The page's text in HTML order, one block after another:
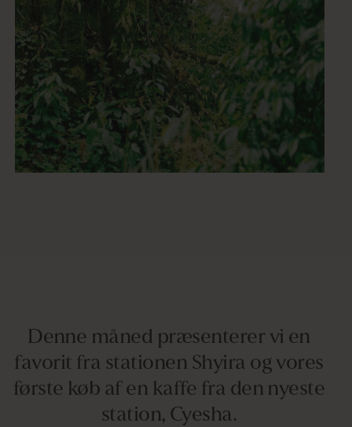
Denne måned præsenterer vi en
favorit fra stationen Shyira og vores
første køb af en kaffe fra den nyeste
station, Cyesha.